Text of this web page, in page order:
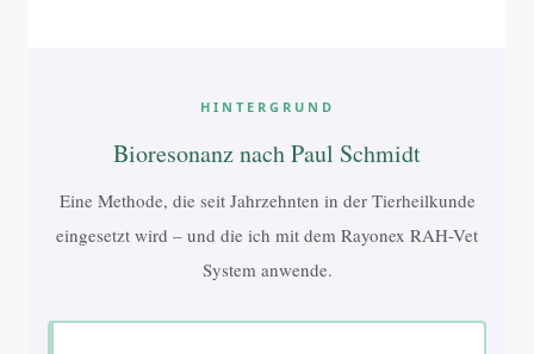
HINTERGRUND
Bioresonanz nach Paul Schmidt
Eine Methode, die seit Jahrzehnten in der Tierheilkunde
eingesetzt wird – und die ich mit dem Rayonex RAH-Vet
System anwende.